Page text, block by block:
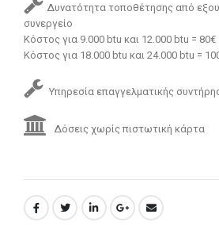
Δυνατότητα τοποθέτησης από
συνεργείο
Κόστος για 9.000 btu και 12.000 btu = 80€
Κόστος για 18.000 btu και 24.000 btu =
Υπηρεσία επαγγελματικής
Δόσεις χωρίς πιστωτική κάρτα